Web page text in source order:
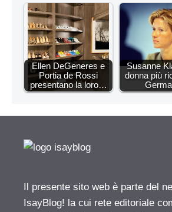
Ellen DeGeneres e
Portia de Rossi
presentano la loro…
Susanne
donna più
Il presente sito web è parte del
IsayBlog! la cui rete editoriale